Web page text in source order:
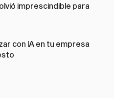
imprescindible para
con IA en tu empresa